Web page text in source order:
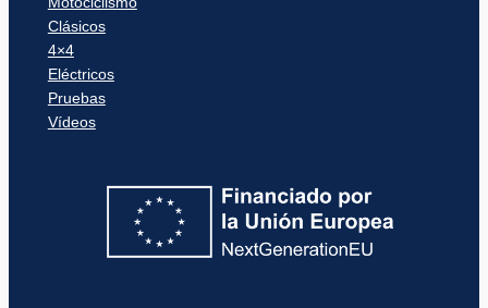
Clásicos
4×4
Eléctricos
Pruebas
Vídeos